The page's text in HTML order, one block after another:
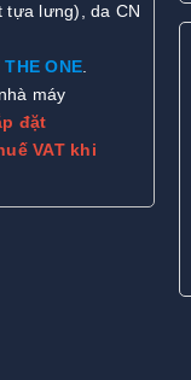
tựa lưng), da CN
ONE.
máy
đặt
VAT khi